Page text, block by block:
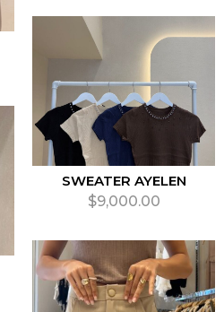
SWEATER AYELEN
$9,000.00